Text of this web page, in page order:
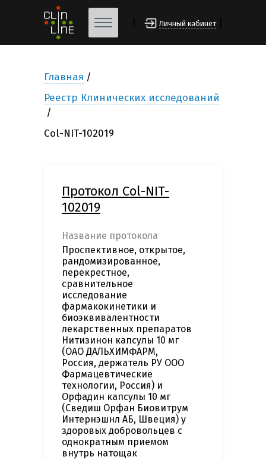
Личный кабинет
Главная
Реестр Клинических исследований
Col-NIT-102019
Протокол Col-NIT-
102019
Название протокола
Проспективное, открытое,
рандомизированное,
перекрестное,
сравнительное
исследование
фармакокинетики и
биоэквивалентности
лекарственных препаратов
Нитизинон капсулы 10 мг
(ОАО ДАЛЬХИМФАРМ,
Россия, держатель РУ ООО
Фармацевтические
технологии, Россия) и
Орфадин капсулы 10 мг
(Сведиш Орфан Биовитрум
Интернэшнл АБ, Швеция) у
здоровых добровольцев с
однократным приемом
внутрь натощак